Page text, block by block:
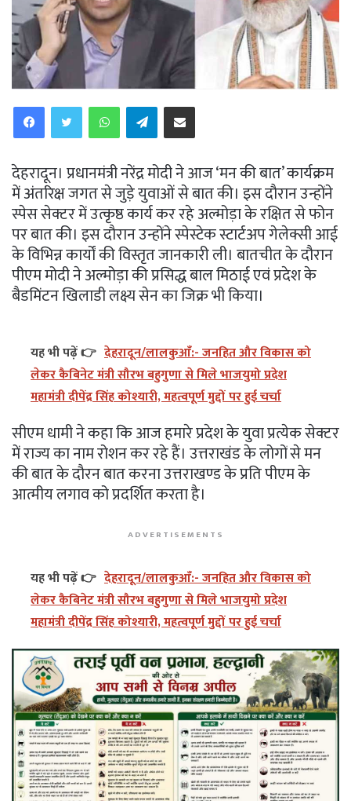
WhatsAppTelegramShare via Email
देहरादून। प्रधानमंत्री नरेंद्र मोदी ने आज ‘मन की बात’ कार्यक्रम
में अंतरिक्ष जगत से जुड़े युवाओं से बात की। इस दाैरान उन्होंने
स्पेस सेक्टर में उत्कृष्ठ कार्य कर रहे अल्मोड़ा के रक्षित से फोन
पर बात की। इस दाैरान उन्होंने स्पेस्टेक स्टार्टअप गेलेक्सी आई
के विभिन्न कार्यों की विस्तृत जानकारी ली। बातचीत के दौरान
पीएम मोदी ने अल्मोड़ा की प्रसिद्ध बाल मिठाई एवं प्रदेश के
बैडमिंटन खिलाडी लक्ष्य सेन का जिक्र भी किया।
यह भी पढ़ें 👉 देहरादून/लालकुआँ:- जनहित और विकास को
लेकर कैबिनेट मंत्री सौरभ बहुगुणा से मिले भाजयुमो प्रदेश
महामंत्री दीपेंद्र सिंह कोश्यारी, महत्वपूर्ण मुद्दों पर हुई चर्चा
सीएम धामी ने कहा कि आज हमारे प्रदेश के युवा प्रत्येक सेक्टर
में राज्य का नाम रोशन कर रहे हैं। उत्तराखंड के लोगों से मन
की बात के दाैरन बात करना उत्तराखण्ड के प्रति पीएम के
आत्मीय लगाव को प्रदर्शित करता है।
ADVERTISEMENTS
यह भी पढ़ें 👉 देहरादून/लालकुआँ:- जनहित और विकास को
लेकर कैबिनेट मंत्री सौरभ बहुगुणा से मिले भाजयुमो प्रदेश
महामंत्री दीपेंद्र सिंह कोश्यारी, महत्वपूर्ण मुद्दों पर हुई चर्चा